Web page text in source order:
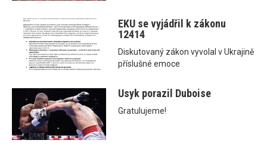
EKU se vyjádřil k zákonu
12414
Diskutovaný zákon vyvolal v Ukrajině
příslušné emoce
Usyk porazil Duboise
Gratulujeme!